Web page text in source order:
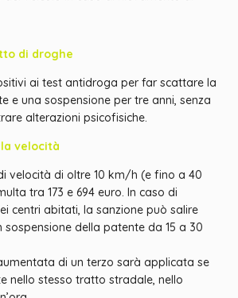
di droghe
ai test antidroga per far scattare la
e una sospensione per tre anni, senza
alterazioni psicofisiche.
velocità
velocità di oltre 10 km/h (e fino a 40
tra 173 e 694 euro. In caso di
centri abitati, la sanzione può salire
della patente da 15 a 30
di un terzo sarà applicata se
nello stesso tratto stradale, nello